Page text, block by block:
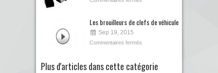
Les brouilleurs de clefs de véhicule
Sep 19, 2015
Commentaires fermés
Plus d'articles dans cette catégorie